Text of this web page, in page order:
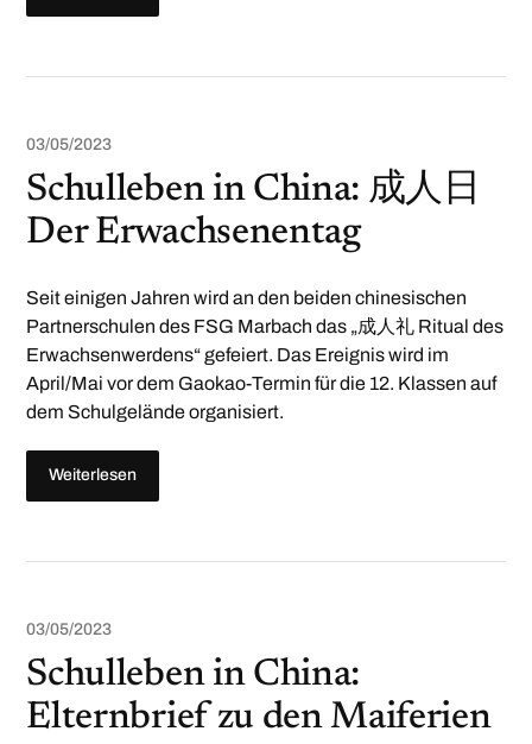
03/05/2023
Schulleben in China: 成人日
Der Erwachsenentag
Seit einigen Jahren wird an den beiden chinesischen
Partnerschulen des FSG Marbach das „成人礼 Ritual des
Erwachsenwerdens“ gefeiert. Das Ereignis wird im
April/Mai vor dem Gaokao-Termin für die 12. Klassen auf
dem Schulgelände organisiert.
Weiterlesen
03/05/2023
Schulleben in China:
Elternbrief zu den Maiferien